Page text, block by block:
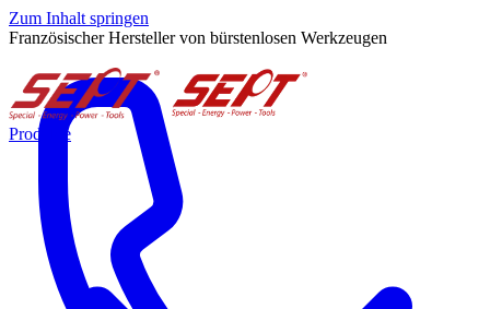
Zum Inhalt springen
Französischer Hersteller von bürstenlosen Werkzeugen
Produkte